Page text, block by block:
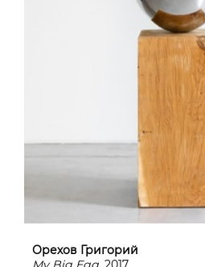
Орехов Григорий